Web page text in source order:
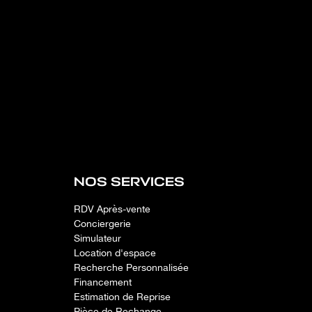
NOS SERVICES
RDV Après-vente
Conciergerie
Simulateur
Location d'espace
Recherche Personnalisée
Financement
Estimation de Reprise